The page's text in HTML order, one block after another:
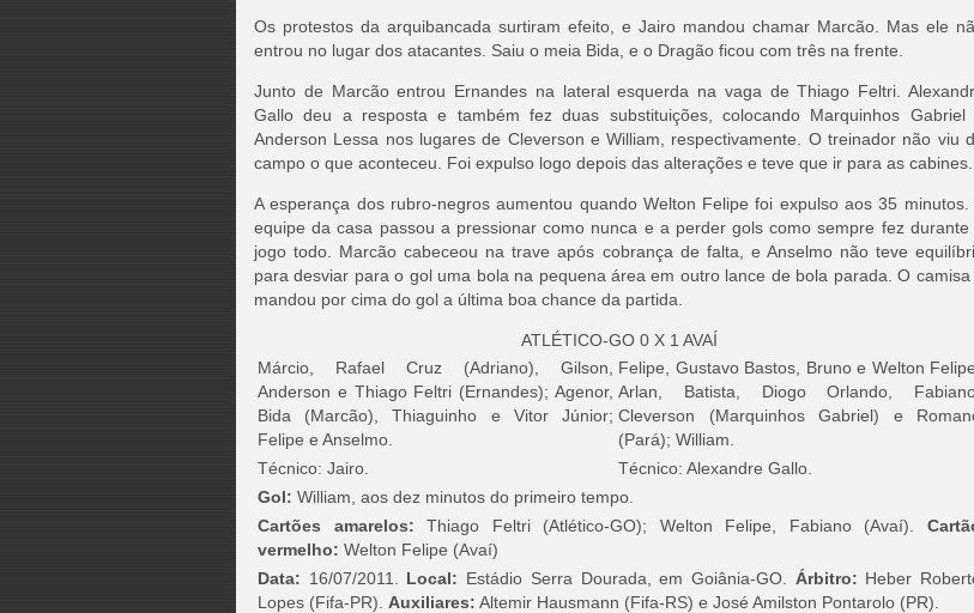
Os protestos da arquibancada surtiram efeito, e Jairo mandou chamar Marcão. Mas ele
entrou no lugar dos atacantes. Saiu o meia Bida, e o Dragão ficou com três na frente.
Junto de Marcão entrou Ernandes na lateral esquerda na vaga de Thiago Feltri.
Gallo deu a resposta e também fez duas substituições, colocando Marquinhos Gabriel
Anderson Lessa nos lugares de Cleverson e William, respectivamente. O treinador não viu
campo o que aconteceu. Foi expulso logo depois das alterações e teve que ir para as cabines.
A esperança dos rubro-negros aumentou quando Welton Felipe foi expulso aos 35 minutos.
equipe da casa passou a pressionar como nunca e a perder gols como sempre fez durante
jogo todo. Marcão cabeceou na trave após cobrança de falta, e Anselmo não teve
para desviar para o gol uma bola na pequena área em outro lance de bola parada. O camisa
mandou por cima do gol a última boa chance da partida.
ATLÉTICO-GO 0 X 1 AVAÍ
Márcio, Rafael Cruz (Adriano), Gilson,
Anderson e Thiago Feltri (Ernandes); Agenor,
Bida (Marcão), Thiaguinho e Vitor Júnior;
Felipe e Anselmo.
Felipe, Gustavo Bastos, Bruno e Welton
Arlan, Batista, Diogo Orlando,
Cleverson (Marquinhos Gabriel) e
(Pará); William.
Técnico: Jairo.
Técnico: Alexandre Gallo.
Gol: William, aos dez minutos do primeiro tempo.
Cartões amarelos: Thiago Feltri (Atlético-GO); Welton Felipe, Fabiano (Avaí).
vermelho: Welton Felipe (Avaí)
Data: 16/07/2011. Local: Estádio Serra Dourada, em Goiânia-GO. Árbitro: Heber
Lopes (Fifa-PR). Auxiliares: Altemir Hausmann (Fifa-RS) e José Amilston Pontarolo (PR).